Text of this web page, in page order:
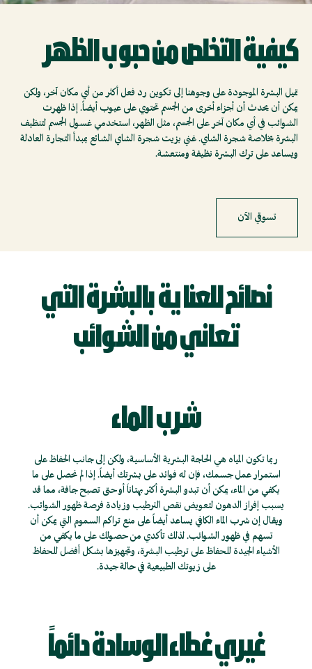
كيفية التخلص من حبوب الظهر
تميل البشرة الموجودة على وجوهنا إلى تكوين رد فعل أكثر من أي مكان آخر، ولكن
يمكن أن يحدث أن أجزاء أخرى من الجسم تحتوي على عيوب أيضاً. إذا ظهرت
الشوائب في أي مكان آخر على الجسم، مثل الظهر، استخدمي غسول الجسم لتنظيف
البشرة بخلاصة شجرة الشاي. غني بزيت شجرة الشاي الشائع بمبدأ التجارة العادلة
ويساعد على ترك البشرة نظيفة ومنتعشة.
تسوقي الآن
نصائح للعناية بالبشرة التي
تعاني من الشوائب
شرب الماء
ربما تكون المياه هي الحاجة البشرية الأساسية، ولكن إلى جانب الحفاظ على
استمرار عمل جسمك، فإن له فوائد على بشرتك أيضاً. إذا لم نحصل على ما
يكفي من الماء، يمكن أن تبدو البشرة أكثر بهتاناَ أو حتى تصبح جافة، مما قد
يسبب إفراز الدهون لتعويض نقص الترطيب وزيادة فرصة ظهور الشوائب.
ويقال إن شرب الماء الكافي يساعد أيضاً على منع تراكم السموم التي يمكن أن
تسهم في ظهور الشوائب. لذلك تأكدي من حصولك على ما يكفي من
الأشياء الجيدة للحفاظ على ترطيب البشرة، وتجهيزها بشكل أفضل للحفاظ
على زيوتك الطبيعية في حالة جيدة.
غيري غطاء الوسادة دائماً